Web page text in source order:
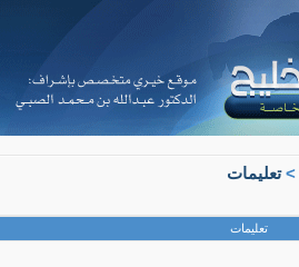
>تعليمات
تعليمات